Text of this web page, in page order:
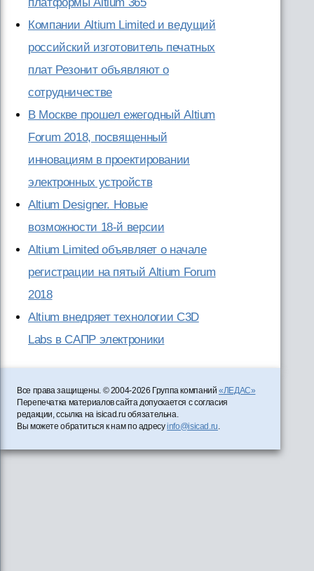
Компании Altium Limited и ведущий
российский изготовитель печатных
плат Резонит объявляют о
сотрудничестве
В Москве прошел ежегодный Altium
Forum 2018, посвященный
инновациям в проектировании
электронных устройств
Altium Designer. Новые
возможности 18-й версии
Altium Limited объявляет о начале
регистрации на пятый Altium Forum
2018
Altium внедряет технологии C3D
Labs в САПР электроники
Все права защищены. © 2004-2026 Группа компаний«ЛЕДАС»
Перепечатка материалов сайта допускается с согласия
редакции, ссылка на isicad.ru обязательна.
Вы можете обратиться к нам по адресуinfo@isicad.ru.